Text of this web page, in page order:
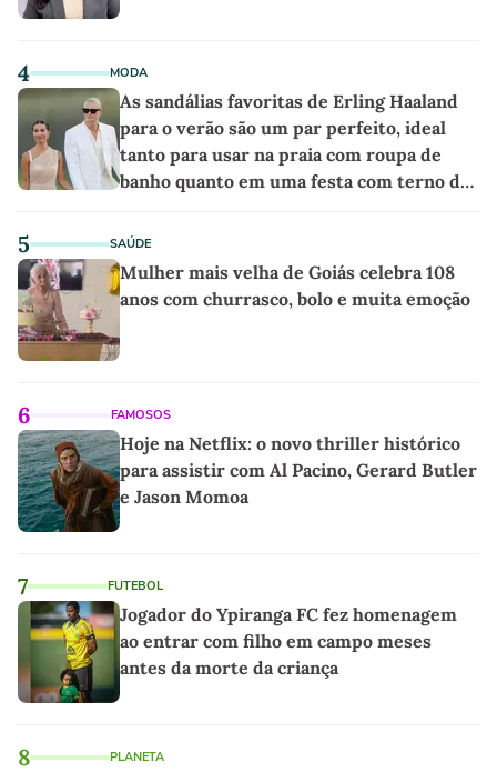
4 MODA
As sandálias favoritas de Erling Haaland
para o verão são um par perfeito, ideal
tanto para usar na praia com roupa de
banho quanto em uma festa com terno de
5 SAÚDE
Mulher mais velha de Goiás celebra 108
anos com churrasco, bolo e muita emoção
6 FAMOSOS
Hoje na Netflix: o novo thriller histórico
para assistir com Al Pacino, Gerard Butler
e Jason Momoa
7 FUTEBOL
Jogador do Ypiranga FC fez homenagem
ao entrar com filho em campo meses
antes da morte da criança
8 PLANETA